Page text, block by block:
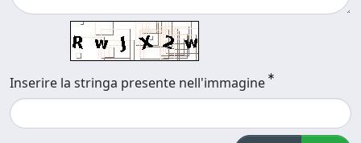
Inserire la stringa presente nell'immagine